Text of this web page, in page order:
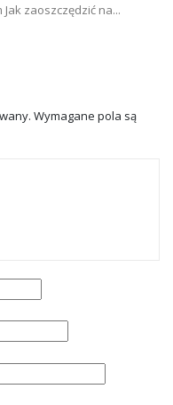
zaoszczędzić na...
Wymagane pola są